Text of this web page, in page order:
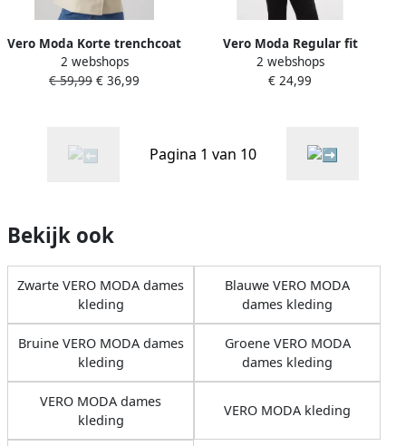
Vero Moda Korte trenchcoat
met dubbele knoopsluiting
model 'VINCEMIA'
2 webshops
€ 59,99 € 36,99
Vero Moda Regular fit
gebreide pullover met
raglanmouwen model
2 webshops
€ 24,99
Pagina 1 van 10
Bekijk ook
Zwarte VERO MODA dames
kleding
Blauwe VERO MODA
dames kleding
Bruine VERO MODA dames
kleding
Groene VERO MODA
dames kleding
VERO MODA dames
kleding
VERO MODA kleding